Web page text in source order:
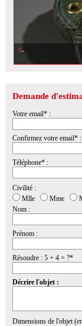
Demande
Votre email* :
Confirmez votre email* :
Téléphone* :
Civilité :
Mlle
Mme
Nom :
Prénom :
Résoudre : 5 + 4 = ?*
Décrire l'objet :
Dimensions de l'objet